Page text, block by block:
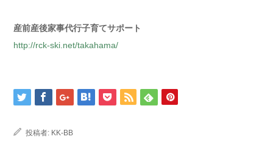
産前産後家事代行子育てサポート
http://rck-ski.net/takahama/
投稿者: KK-BB